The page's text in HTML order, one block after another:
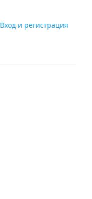
Вход и регистрация